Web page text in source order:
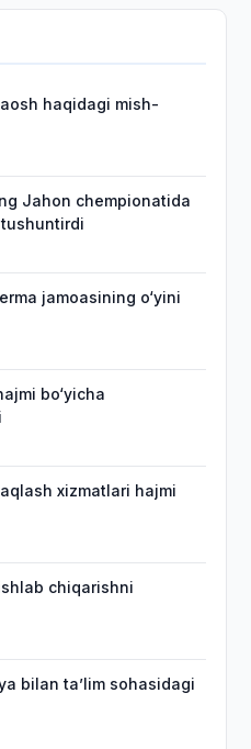
haqidagi mish-
Jahon chempionatida
jamoasining o‘yini
bo‘yicha
xizmatlari hajmi
chiqarishni
bilan taʼlim sohasidagi